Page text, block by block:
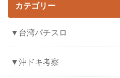
カテゴリー
▼台湾パチスロ
▼沖ドキ考察